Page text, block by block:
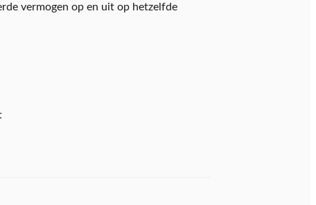
vermogen op en uit op hetzelfde